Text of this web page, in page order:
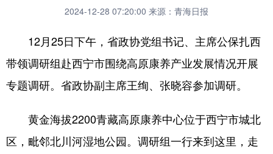
2024-12-28 07:20:00 来源：青海日报
12月25日下午，省政协党组书记、主席公保扎西
带领调研组赴西宁市围绕高原康养产业发展情况开展
专题调研。省政协副主席王绚、张晓容参加调研。
黄金海拔2200青藏高原康养中心位于西宁市城北
区，毗邻北川河湿地公园。调研组一行来到这里，走